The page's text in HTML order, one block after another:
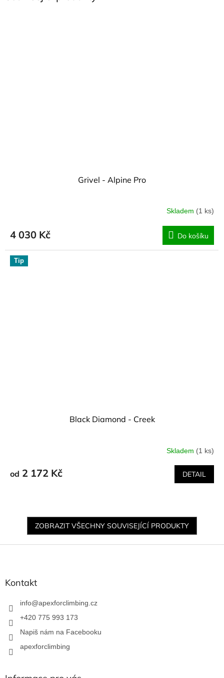
Grivel - Alpine Pro
Skladem (1 ks)
4 030 Kč Do košíku
Tip
Black Diamond - Creek
Skladem (1 ks)
od 2 172 Kč DETAIL
ZOBRAZIT VŠECHNY SOUVISEJÍCÍ PRODUKTY
Kontakt
info@apexforclimbing.cz
+420 775 993 173
Napiš nám na Facebooku
apexforclimbing